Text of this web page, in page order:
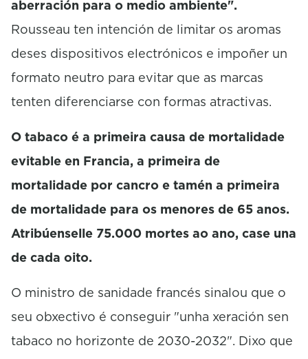
aberración para o medio ambiente".
Rousseau ten intención de limitar os aromas
deses dispositivos electrónicos e impoñer un
formato neutro para evitar que as marcas
tenten diferenciarse con formas atractivas.
O tabaco é a primeira causa de mortalidade
evitable en Francia, a primeira de
mortalidade por cancro e tamén a primeira
de mortalidade para os menores de 65 anos.
Atribúenselle 75.000 mortes ao ano, case una
de cada oito.
O ministro de sanidade francés sinalou que o
seu obxectivo é conseguir "unha xeración sen
tabaco no horizonte de 2030-2032". Dixo que